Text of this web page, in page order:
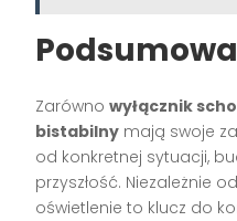
Zarównowyłącznik
bistabilny mają swoje
od konkretnej sytuacji,
przyszłość. Niezależnie
oświetlenie to klucz do